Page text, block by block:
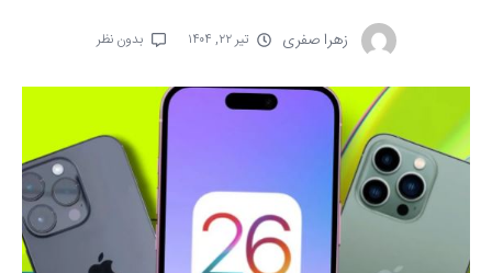
زهرا صفری تیر ۲۲, ۱۴۰۴ بدون نظر